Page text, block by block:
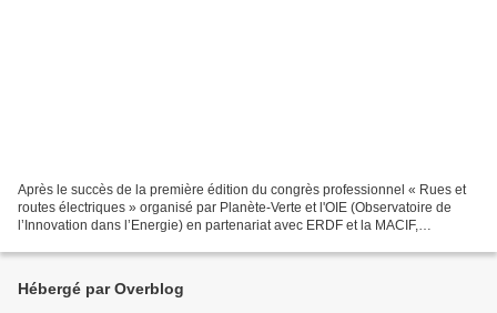
Après le succès de la première édition du congrès professionnel « Rues et
routes électriques » organisé par Planète-Verte et l'OIE (Observatoire de
l’Innovation dans l’Energie) en partenariat avec ERDF et la MACIF,
Hébergé par Overblog